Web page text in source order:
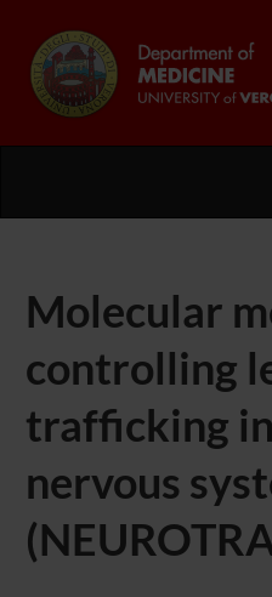
Molecular
controlling
trafficking
nervous